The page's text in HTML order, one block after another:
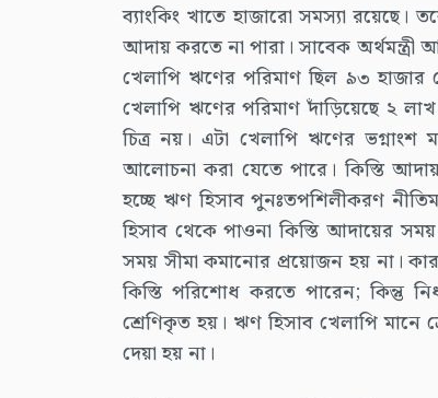
ব্যাংকিং খাতে হাজারো সমস্যা
আদায় করতে না পারা। সাবেক অর্থমন্ত্রী
খেলাপি ঋণের পরিমাণ ছিল ৯৩
খেলাপি ঋণের পরিমাণ দাঁড়িয়েছে ২
চিত্র নয়। এটা খেলাপি ঋণের
আলোচনা করা যেতে পারে। কিস্তি
হচ্ছে ঋণ হিসাব পুনঃতপশিলীকরণ
হিসাব থেকে পাওনা কিস্তি আদায়ের
সময় সীমা কমানোর প্রয়োজন হয় না।
কিস্তি পরিশোধ করতে পারেন; কিন্তু
শ্রেণিকৃত হয়। ঋণ হিসাব খেলাপি
দেয়া হয় না।